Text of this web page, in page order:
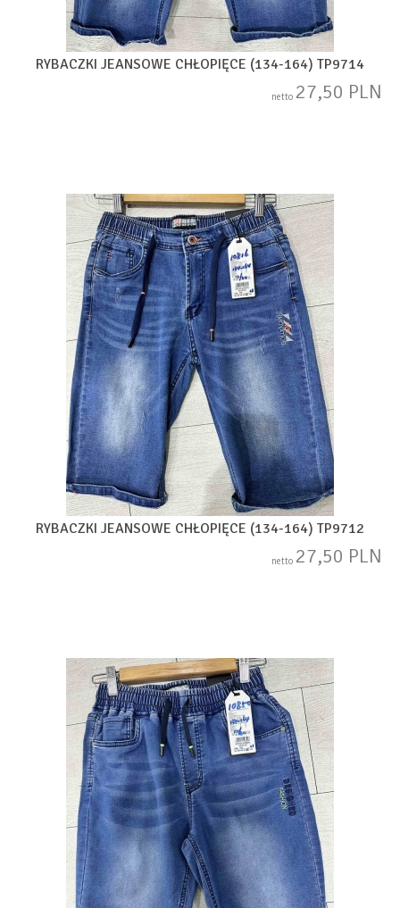
RYBACZKI JEANSOWE CHŁOPIĘCE (134-164) TP9714
netto 27,50 PLN
RYBACZKI JEANSOWE CHŁOPIĘCE (134-164) TP9712
netto 27,50 PLN